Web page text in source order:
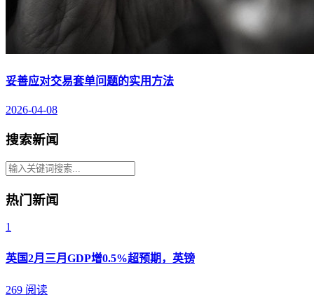
妥善应对交易套单问题的实用方法
2026-04-08
搜索新闻
热门新闻
1
英国2月三月GDP增0.5%超预期，英镑
269 阅读